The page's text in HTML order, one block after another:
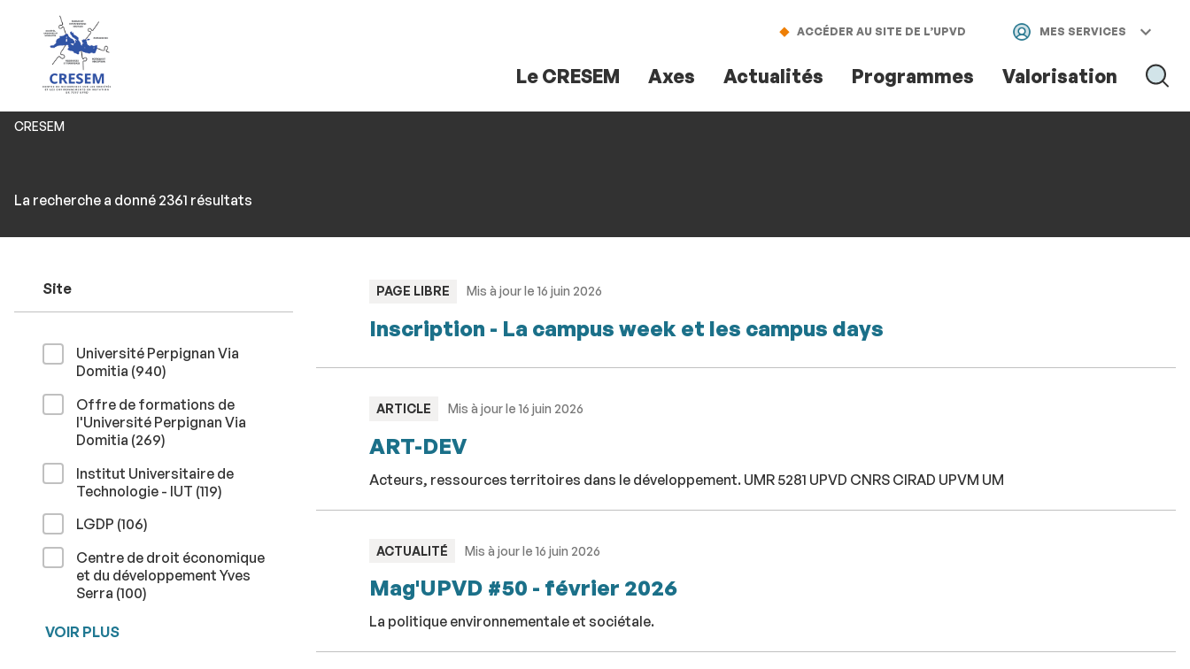
ACCÉDER AU SITE DE L’UPVD MES SERVICES
Le CRESEM Axes Actualités Programmes Valorisation
Vous
CRESEM
par
clés
La recherche a donné 2361 résultats
résultats
Site
Université Perpignan Via
Domitia (940résultats
)
Offre de formations de
l'Université Perpignan Via
Domitia (269résultats
)
Institut Universitaire de
Technologie - IUT (119résultats
)
LGDP (106résultats
)
Centre de droit économique
et du développement Yves
Serra (100résultats
)
VOIR PLUS
TYPE
PAGE LIBRE Mis à jour le 16 juin 2026
Inscription - La campus week et les campus days
TYPE
ARTICLE Mis à jour le 16 juin 2026
ART-DEV
Acteurs, ressources territoires dans le développement. UMR 5281 UPVD CNRS CIRAD UPVM UM
TYPE
ACTUALITÉ Mis à jour le 16 juin 2026
Mag'UPVD #50 - février 2026
La politique environnementale et sociétale.